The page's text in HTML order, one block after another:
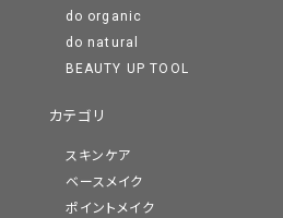
do organic
do natural
BEAUTY UP TOOL
カテゴリ
スキンケア
ベースメイク
ポイントメイク